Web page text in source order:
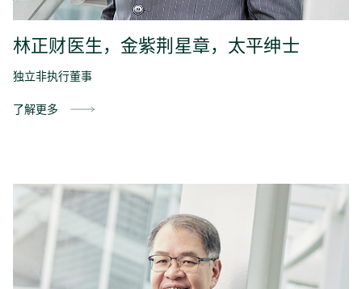
林正财医生，金紫荆星章，太平绅士
独立非执行董事
了解更多